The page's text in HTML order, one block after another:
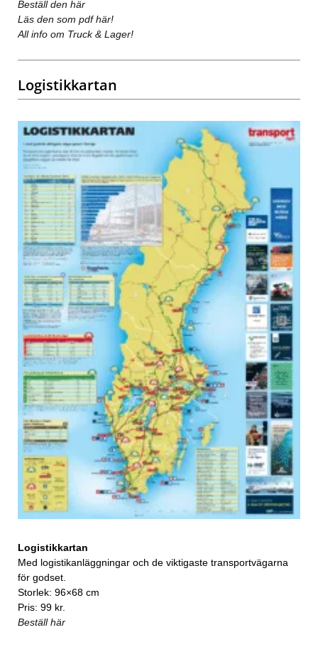
Beställ den här
Läs den som pdf här!
All info om Truck & Lager!
Logistikkartan
Logistikkartan
Med logistikanläggningar och de viktigaste transportvägarna
för godset.
Storlek: 96×68 cm
Pris: 99 kr.
Beställ här